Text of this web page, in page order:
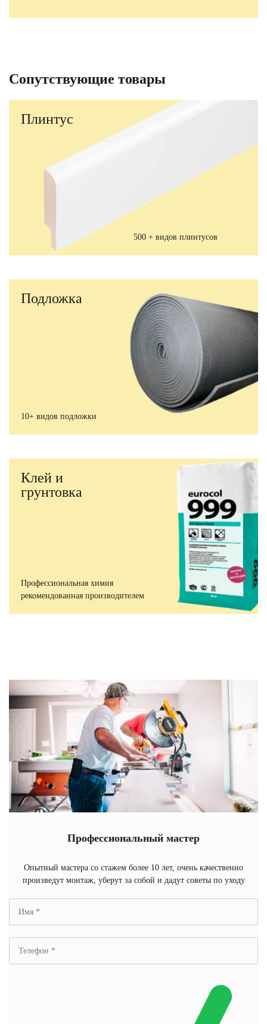
Сопутствующие товары
Плинтус
500 + видов плинтусов
Подложка
10+ видов подложки
Клей и
грунтовка
Профессиональная химия
рекомендованная производителем
Профессиональный мастер
Опытный мастера со стажем более 10 лет, очень качественно
произведут монтаж, уберут за собой и дадут советы по уходу